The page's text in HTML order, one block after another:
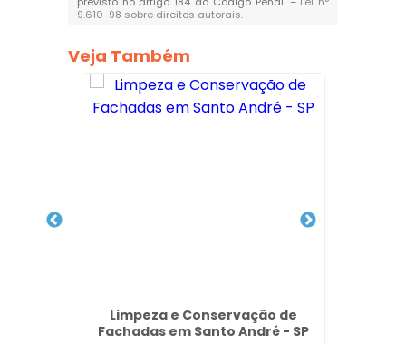
9.610-98 sobre direitos autorais.
Veja Também
Limpeza e Conservação de
Fachadas em Santo André - SP